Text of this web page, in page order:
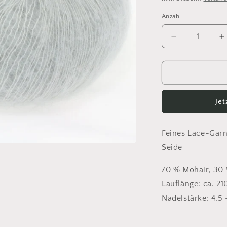
Anzahl
Anzahl
Verringere
die
Menge
Lana
41
Feines Lace-
Seide
70 % Mohair, 30
Lauflänge: ca.
Nadelstärke: 4,5